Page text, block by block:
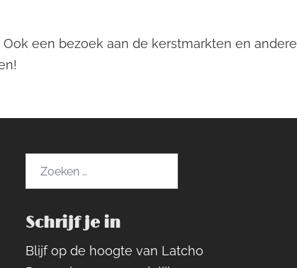
een bezoek aan de kerstmarkten en andere
Schrijf je in
Blijf op de hoogte van Latcho